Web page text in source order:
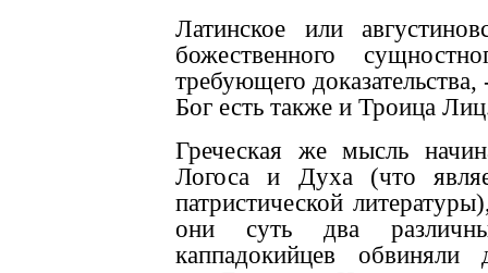
Латинское или
божественного
требующего
Бог есть также и Троица
Греческая же мысль
Логоса и Духа (что
патристической
они суть два
каппадокийцев